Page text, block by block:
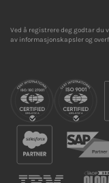
Ved å registrere deg godtar du
av informasjonskapsler og